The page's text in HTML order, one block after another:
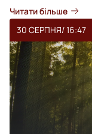
Читати більше
30 СЕРПНЯ/ 16:47